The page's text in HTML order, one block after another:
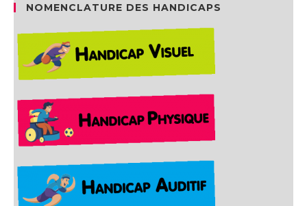
NOMENCLATURE DES HANDICAPS